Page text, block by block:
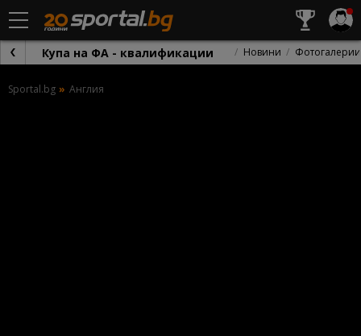
Купа на ФА - квалификации Новини Фотогалерии
Sportal.bg Англия